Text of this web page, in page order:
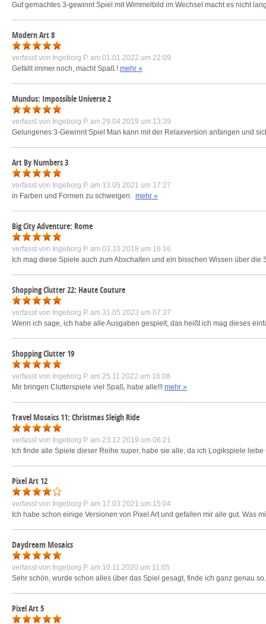
Gut gemachtes 3-gewinnt Spiel mit Wimmelbild im Wechsel macht es nicht
Modern Art 8
verfasst von Ingeborg P. am 01.01.2022 um 22:09
Gefällt immer noch, macht Spaß ! mehr »
Mundus: Impossible Universe 2
verfasst von Ingeborg P. am 29.04.2019 um 13:39
Gelungenes 3-Gewinnt Spiel Man kann mit der Relaxversion anfangen und
Art By Numbers 3
verfasst von Ingeborg P. am 13.05.2021 um 17:27
in Farben und Formen zu schwelgen. mehr »
Big City Adventure: Rome
verfasst von Ingeborg P. am 03.10.2018 um 16:16
Ich mag diese Spiele auch zum Abschalten und ein bisschen Wissen über die
Shopping Clutter 22: Haute Couture
verfasst von Ingeborg P. am 31.05.2023 um 07:37
Wenn ich sage, ich habe alle Ausgaben gespielt, das heißt ich mag dieses
Shopping Clutter 19
verfasst von Ingeborg P. am 25.11.2022 um 16:08
Mir bringen Clutterspiele viel Spaß, habe alle!!! mehr »
Travel Mosaics 11: Christmas Sleigh Ride
verfasst von Ingeborg P. am 23.12.2019 um 06:21
Ich finde alle Spiele dieser Reihe super, habe sie alle, da ich Logikspiele
Pixel Art 12
verfasst von Ingeborg P. am 17.03.2021 um 15:04
Ich habe schon einige Versionen von Pixel Art und gefallen mir alle gut. Was
Daydream Mosaics
verfasst von Ingeborg P. am 10.11.2020 um 11:05
Sehr schön, wurde schon alles über das Spiel gesagt, finde ich ganz genau
Pixel Art 5